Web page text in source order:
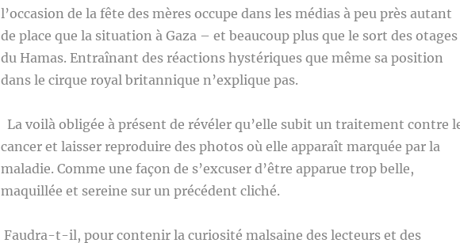
l’occasion de la fête des mères occupe dans les médias à peu près autant
de place que la situation à Gaza – et beaucoup plus que le sort des otages
du Hamas. Entraînant des réactions hystériques que même sa position
dans le cirque royal britannique n’explique pas.
La voilà obligée à présent de révéler qu’elle subit un traitement contre
cancer et laisser reproduire des photos où elle apparaît marquée par la
maladie. Comme une façon de s’excuser d’être apparue trop belle,
maquillée et sereine sur un précédent cliché.
Faudra-t-il, pour contenir la curiosité malsaine des lecteurs et des